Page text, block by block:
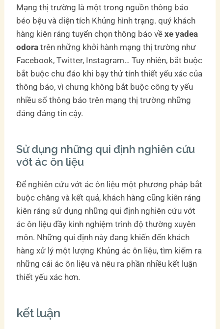
Mạng thị trường là một trong nguồn thông báo
béo bệu và diện tích Khủng hình trạng. quý khách
hàng kiên ráng tuyển chọn thông báo vềxe yadea
odora trên những khởi hành mạng thị trường như
Facebook, Twitter, Instagram… Tuy nhiên, bắt buộc
bắt buộc chu đáo khi bạy thử tính thiết yếu xác của
thông báo, vì chưng không bắt buộc công ty yếu
nhiều số thông báo trên mạng thị trường những
đáng đáng tin cậy.
Sử dụng những qui định nghiên cứu
vớt ác ôn liệu
Để nghiên cứu vớt ác ôn liệu một phương pháp bắt
buộc chăng và kết quả, khách hàng cũng kiên ráng
kiên ráng sử dụng những qui định nghiên cứu vớt
ác ôn liệu đầy kinh nghiệm trình độ thường xuyên
môn. Những qui định này đang khiến đến khách
hàng xử lý một lượng Khủng ác ôn liệu, tìm kiếm ra
những cái ác ôn liệu và nêu ra phần nhiều kết luận
thiết yếu xác hơn.
kết luận